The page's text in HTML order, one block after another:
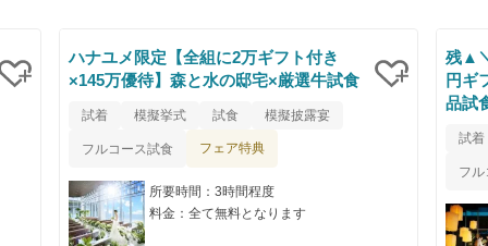
クリップ
ハナユメ限定【全組に2万ギフト付き
×145万優待】森と水の邸宅×厳選牛試食
試着 模擬挙式 試食 模擬披露宴
フルコース試食 フェア特典
所要時間：3時間程度
料金：全て無料となります
残▲
円ギ
品試
試着
フ